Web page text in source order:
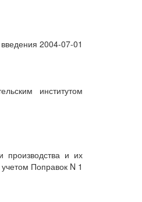
2004-07-01
институтом
производства и их
Поправок N 1